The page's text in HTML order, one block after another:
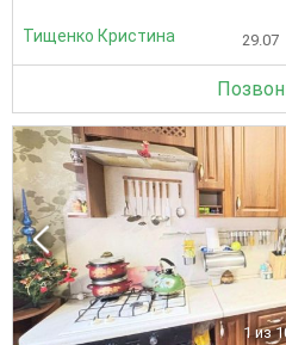
Тищенко Кристина 29.07
1 из